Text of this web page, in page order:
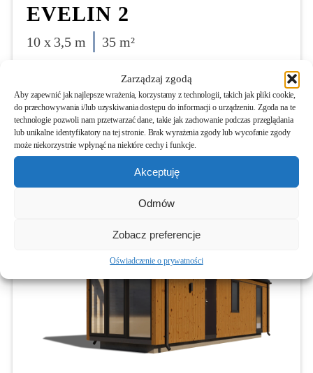
Zarządzaj zgodą
Aby zapewnić jak najlepsze wrażenia, korzystamy z technologii, takich jak pliki cookie,
do przechowywania i/lub uzyskiwania dostępu do informacji o urządzeniu. Zgoda na te
technologie pozwoli nam przetwarzać dane, takie jak zachowanie podczas przeglądania
lub unikalne identyfikatory na tej stronie. Brak wyrażenia zgody lub wycofanie zgody
może niekorzystnie wpłynąć na niektóre cechy i funkcje.
Akceptuję
Odmów
Zobacz preferencje
Oświadczenie o prywatności
EVELIN 2
10 x 3,5 m 35 m²